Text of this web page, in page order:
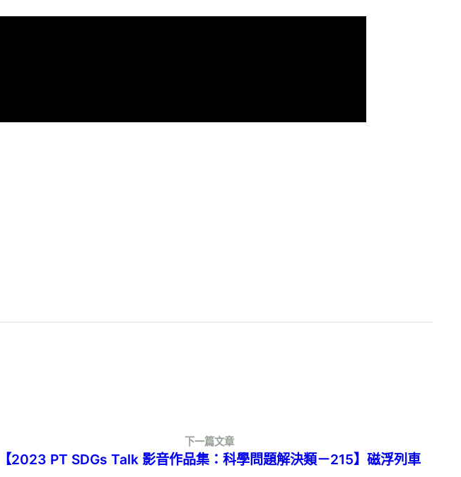
下一篇文章
【2023 PT SDGs Talk 影音作品集：科學問題解決類－215】磁浮列車